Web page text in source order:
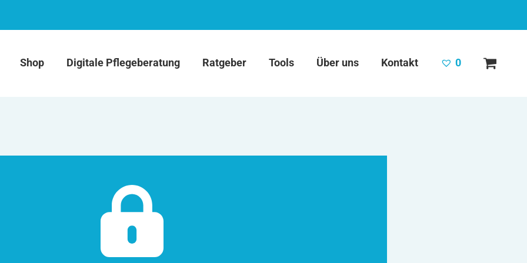
Shop Digitale Pflegeberatung Ratgeber Tools Über uns Kontakt 0